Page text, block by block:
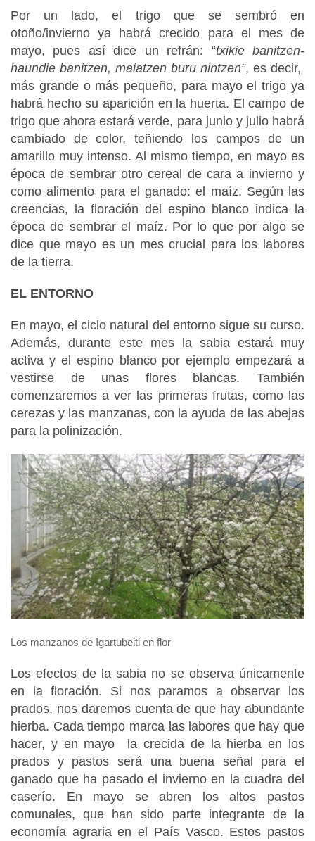
Por un lado, el trigo que se sembró en
otoño/invierno ya habrá crecido para el mes de
mayo, pues así dice un refrán: “txikie banitzen-
haundie banitzen, maiatzen buru nintzen”, es decir,
más grande o más pequeño, para mayo el trigo ya
habrá hecho su aparición en la huerta. El campo de
trigo que ahora estará verde, para junio y julio habrá
cambiado de color, teñiendo los campos de un
amarillo muy intenso. Al mismo tiempo, en mayo es
época de sembrar otro cereal de cara a invierno y
como alimento para el ganado: el maíz. Según las
creencias, la floración del espino blanco indica la
época de sembrar el maíz. Por lo que por algo se
dice que mayo es un mes crucial para los labores
de la tierra.
EL ENTORNO
En mayo, el ciclo natural del entorno sigue su curso.
Además, durante este mes la sabia estará muy
activa y el espino blanco por ejemplo empezará a
vestirse de unas flores blancas. También
comenzaremos a ver las primeras frutas, como las
cerezas y las manzanas, con la ayuda de las abejas
para la polinización.
Los manzanos de Igartubeiti en flor
Los efectos de la sabia no se observa únicamente
en la floración. Si nos paramos a observar los
prados, nos daremos cuenta de que hay abundante
hierba. Cada tiempo marca las labores que hay que
hacer, y en mayo la crecida de la hierba en los
prados y pastos será una buena señal para el
ganado que ha pasado el invierno en la cuadra del
caserío. En mayo se abren los altos pastos
comunales, que han sido parte integrante de la
economía agraria en el País Vasco. Estos pastos